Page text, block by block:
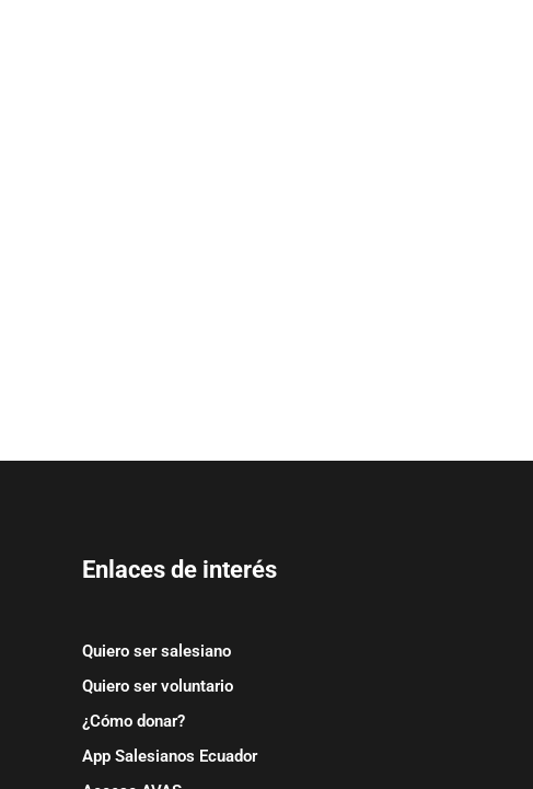
Enlaces de interés
Quiero ser salesiano
Quiero ser voluntario
¿Cómo donar?
App Salesianos Ecuador